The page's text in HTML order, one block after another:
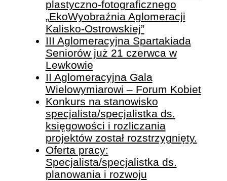
plastyczno-fotograficznego
„EkoWyobraźnia Aglomeracji
Kalisko-Ostrowskiej”
III Aglomeracyjna Spartakiada
Seniorów już 21 czerwca w
Lewkowie
II Aglomeracyjna Gala
Wielowymiarowi – Forum Kobiet
Konkurs na stanowisko
specjalista/specjalistka ds.
księgowości i rozliczania
projektów został rozstrzygnięty.
Oferta pracy:
Specjalista/specjalistka ds.
planowania i rozwoju